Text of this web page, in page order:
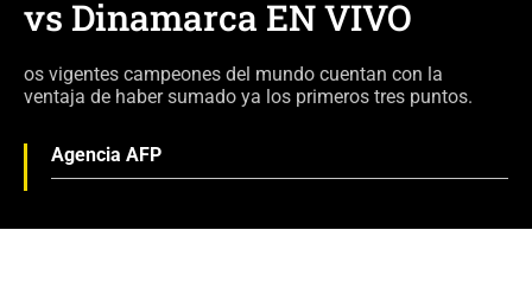
vs Dinamarca EN VIVO
os vigentes campeones del mundo cuentan con la
ventaja de haber sumado ya los primeros tres puntos.
Agencia AFP